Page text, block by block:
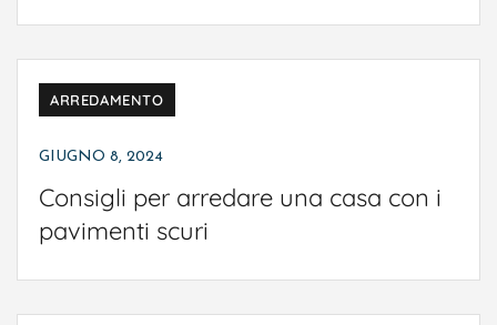
ARREDAMENTO
GIUGNO 8, 2024
Consigli per arredare una casa con i
pavimenti scuri